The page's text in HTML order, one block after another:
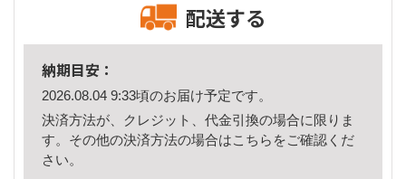
配送する
納期目安：
2026.08.04 9:33頃のお届け予定です。
決済方法が、クレジット、代金引換の場合に限りま
す。その他の決済方法の場合はこちら をご確認くだ
さい。